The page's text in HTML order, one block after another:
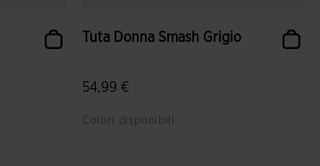
Tuta Donna Smash Grigio
54,99 €
Colori disponibili